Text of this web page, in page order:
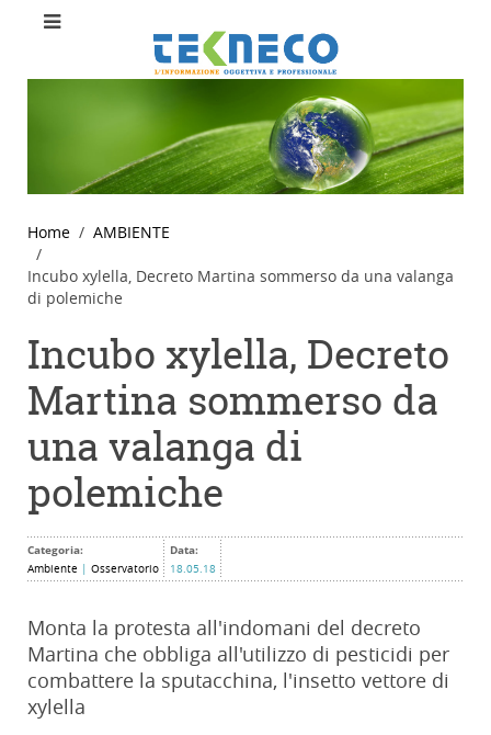
Home AMBIENTE
Incubo xylella, Decreto Martina sommerso da una valanga
di polemiche
Incubo xylella, Decreto
Martina sommerso da
una valanga di
polemiche
Categoria:
Ambiente Osservatorio
Data:
18.05.18
Monta la protesta all'indomani del decreto
Martina che obbliga all'utilizzo di pesticidi per
combattere la sputacchina, l'insetto vettore di
xylella